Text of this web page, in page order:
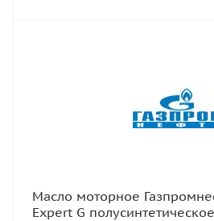
Масло моторное
Expert G